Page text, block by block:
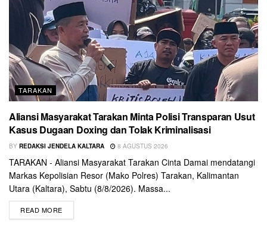
TARAKAN
Aliansi Masyarakat Tarakan Minta Polisi Transparan Usut
Kasus Dugaan Doxing dan Tolak Kriminalisasi
BY REDAKSI JENDELA KALTARA 8 AGUSTUS 2026
TARAKAN - Aliansi Masyarakat Tarakan Cinta Damai mendatangi
Markas Kepolisian Resor (Mako Polres) Tarakan, Kalimantan
Utara (Kaltara), Sabtu (8/8/2026). Massa...
READ MORE